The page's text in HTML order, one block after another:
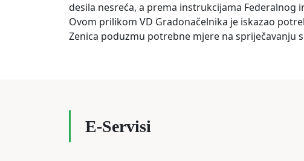
desila nesreća, a prema instrukcijama Federalnog
Ovom prilikom VD Gradonačelnika je iskazao
Zenica poduzmu potrebne mjere na spriječavanju
E-Servisi